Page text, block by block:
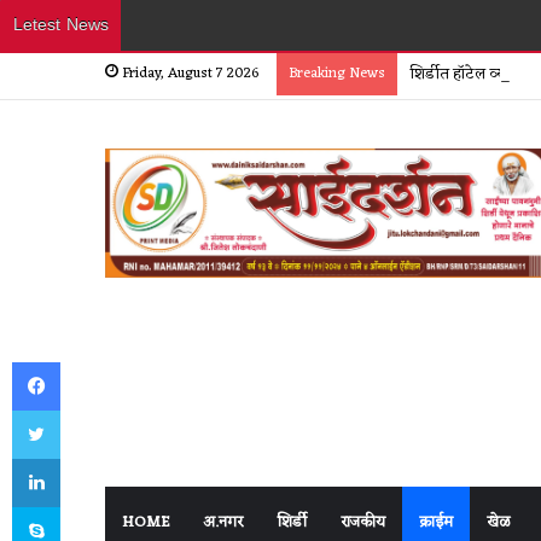
Letest News
Friday, August 7 2026 Breaking News शिर्डीत हॉटेल
HOME अ.नगर शिर्डी राजकीय क्राईम खेळ
Facebook
Twitter
LinkedIn
Skype